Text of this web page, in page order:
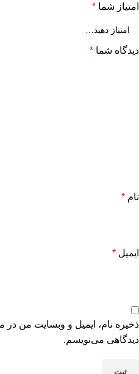
امتیاز شما *
دیدگاه شما *
نام *
ایمیل *
ذخیره نام، ایمیل و وبسایت من در
دیدگاهی می‌نویسم.